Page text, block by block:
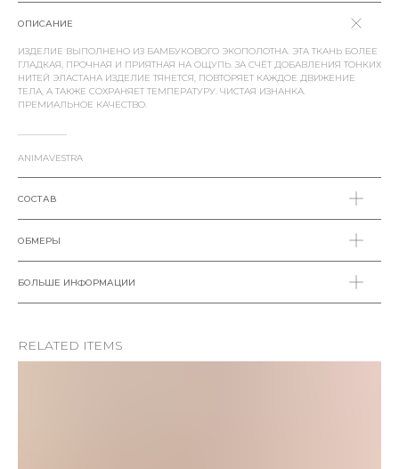
ОПИСАНИЕ
ИЗДЕЛИЕ ВЫПОЛНЕНО ИЗ БАМБУКОВОГО ЭКОПОЛОТНА. ЭТА ТКАНЬ БОЛЕЕ
ГЛАДКАЯ, ПРОЧНАЯ И ПРИЯТНАЯ НА ОЩУПЬ. ЗА СЧЁТ ДОБАВЛЕНИЯ ТОНКИХ
НИТЕЙ ЭЛАСТАНА ИЗДЕЛИЕ ТЯНЕТСЯ, ПОВТОРЯЕТ КАЖДОЕ ДВИЖЕНИЕ
ТЕЛА, А ТАКЖЕ СОХРАНЯЕТ ТЕМПЕРАТУРУ. ЧИСТАЯ ИЗНАНКА.
ПРЕМИАЛЬНОЕ КАЧЕСТВО.
ANIMAVESTRA
СОСТАВ
ОБМЕРЫ
БОЛЬШЕ ИНФОРМАЦИИ
RELATED ITEMS